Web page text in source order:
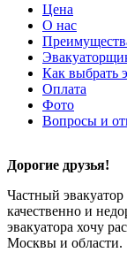
Цена
О нас
Как выбрать
Оплата
Фото
Вопросы и
Дорогие друзья!
Частный
качественно и
эвакуатора хочу
Москвы и области.